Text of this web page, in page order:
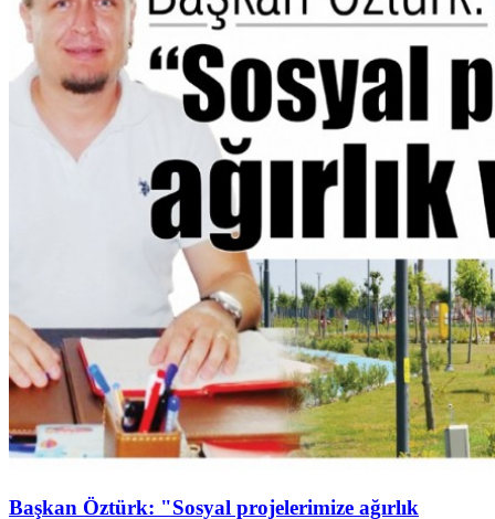
Başkan Öztürk: "Sosyal projelerimize ağırlık